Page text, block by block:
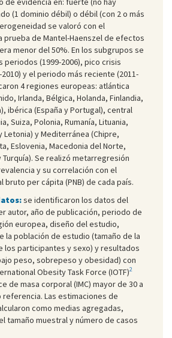
(1 dominio débil) o débil (con 2 o más
se valoró con el
prueba de Mantel-Haenszel de efectos
era menor del 50%. En los subgrupos se
(1999-2006), pico crisis
y el periodo más reciente (2011-
4 regiones europeas: atlántica
Irlanda, Bélgica, Holanda, Finlandia,
ibérica (España y Portugal), central
Suiza, Polonia, Rumanía, Lituania,
Letonia) y Mediterránea (Chipre,
Eslovenia, Macedonia del Norte,
Turquía). Se realizó metarregresión
y su correlación con el
bruto per cápita (PNB) de cada país.
se identificaron los datos del
autor, año de publicación, periodo de
europea, diseño del estudio,
la población de estudio (tamaño de la
los participantes y sexo) y resultados
peso, sobrepeso y obesidad) con
Obesity Task Force (IOTF)2
de masa corporal (IMC) mayor de 30 a
referencia. Las estimaciones de
como medias agregadas,
tamaño muestral y número de casos